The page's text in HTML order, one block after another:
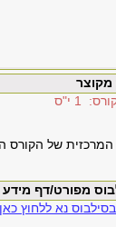
מקוצר
1 י"ס
של הקורס
נא ללחוץ כאן